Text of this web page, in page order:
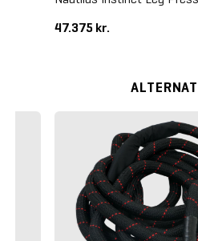
47.375 kr.